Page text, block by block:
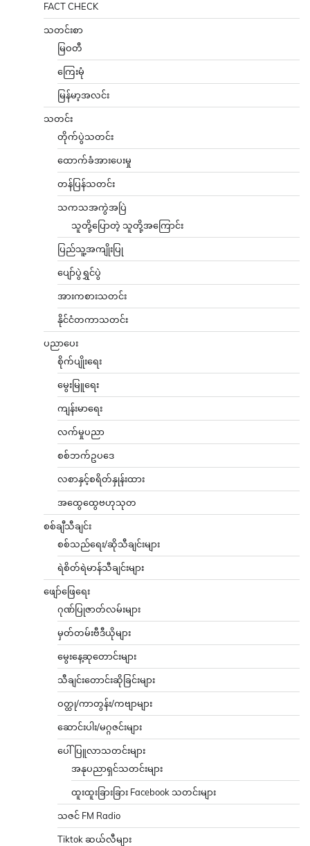
FACT CHECK
သတင်းစာ
မြဝတီ
ကြေးမုံ
မြန်မာ့အလင်း
သတင်း
တိုက်ပွဲသတင်း
ထောက်ခံအားပေးမှု
တန်ပြန်သတင်း
သကသအကွဲအပြဲ
သူတို့ပြောတဲ့ သူတို့အကြောင်း
ပြည်သူ့အကျိုးပြု
ပျော်ပွဲရွှင်ပွဲ
အားကစားသတင်း
နိုင်ငံတကာသတင်း
ပညာပေး
စိုက်ပျိုးရေး
မွေးမြူရေး
ကျန်းမာရေး
လက်မှုပညာ
စစ်ဘက်ဥပဒေ
လစာနှင့်စရိတ်နှုန်းထား
အထွေထွေဗဟုသုတ
စစ်ချီသီချင်း
စစ်သည်ရေး/ဆိုသီချင်းများ
ရဲစိတ်ရဲမာန်သီချင်းများ
ဖျော်ဖြေရေး
ဂုဏ်ပြုဇာတ်လမ်းများ
မှတ်တမ်းဗီဒီယိုများ
မွေးနေ့ဆုတောင်းများ
သီချင်းတောင်းဆိုခြင်းများ
ဝတ္ထု/ကာတွန်း/ကဗျာများ
ဆောင်းပါး/မဂ္ဂဇင်းများ
ပေါ်ပြူလာသတင်းများ
အနုပညာရှင်သတင်းများ
ထူးထူးခြားခြား Facebook သတင်းများ
သဇင် FM Radio
Tiktok ဆယ်လီများ